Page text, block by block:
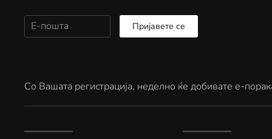
Пријавете се
Со Вашата регистрација, неделно ќе добивате е-